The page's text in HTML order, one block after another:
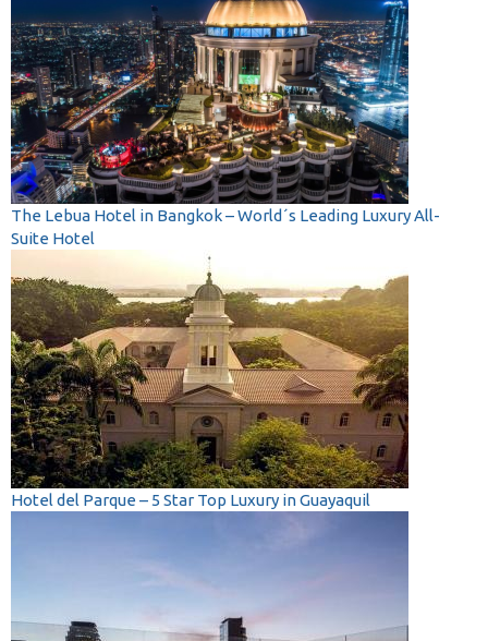
The Lebua Hotel in Bangkok – World´s Leading Luxury All-
Suite Hotel
Hotel del Parque – 5 Star Top Luxury in Guayaquil